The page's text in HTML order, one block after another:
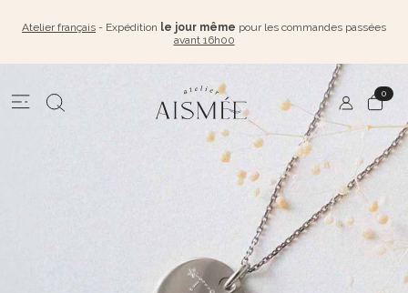
Atelier français - Expédition le jour même pour les commandes passées
avant 16h00
0